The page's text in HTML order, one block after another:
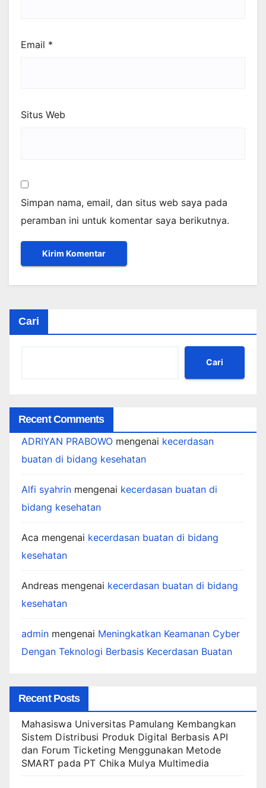
Email *
Situs Web
Simpan nama, email, dan situs web saya pada
peramban ini untuk komentar saya berikutnya.
Cari
Cari
Recent Comments
ADRIYAN PRABOWO mengenai kecerdasan
buatan di bidang kesehatan
Alfi syahrin mengenai kecerdasan buatan di
bidang kesehatan
Aca mengenai kecerdasan buatan di bidang
kesehatan
Andreas mengenai kecerdasan buatan di bidang
kesehatan
admin mengenai Meningkatkan Keamanan Cyber
Dengan Teknologi Berbasis Kecerdasan Buatan
Recent Posts
Mahasiswa Universitas Pamulang Kembangkan
Sistem Distribusi Produk Digital Berbasis API
dan Forum Ticketing Menggunakan Metode
SMART pada PT Chika Mulya Multimedia